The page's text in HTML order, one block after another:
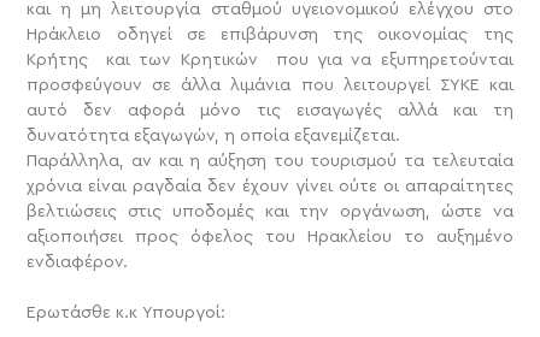
και η μη λειτουργία σταθμού υγειονομικού ελέγχου στο
Ηράκλειο οδηγεί σε επιβάρυνση της οικονομίας της
Κρήτης και των Κρητικών που για να εξυπηρετούνται
προσφεύγουν σε άλλα λιμάνια που λειτουργεί ΣΥΚΕ και
αυτό δεν αφορά μόνο τις εισαγωγές αλλά και τη
δυνατότητα εξαγωγών, η οποία εξανεμίζεται.
Παράλληλα, αν και η αύξηση του τουρισμού τα τελευταία
χρόνια είναι ραγδαία δεν έχουν γίνει ούτε οι απαραίτητες
βελτιώσεις στις υποδομές και την οργάνωση, ώστε να
αξιοποιήσει προς όφελος του Ηρακλείου το αυξημένο
ενδιαφέρον.
Ερωτάσθε κ.κ Υπουργοί: